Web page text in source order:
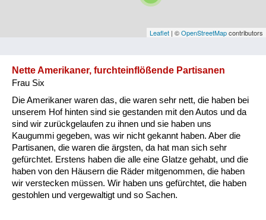
Vorarlberg
Besatzungsmächte
Frauen, Mütter, Kinder
Versorgung
Heimkehrer
Leaflet | ©OpenStreetMapcontributors
Nette Amerikaner, furchteinflößende Partisanen
Frau Six
Die Amerikaner waren das, die waren sehr nett, die haben bei
unserem Hof hinten sind sie gestanden mit den Autos und da
sind wir zurückgelaufen zu ihnen und sie haben uns
Kaugummi gegeben, was wir nicht gekannt haben. Aber die
Partisanen, die waren die ärgsten, da hat man sich sehr
gefürchtet. Erstens haben die alle eine Glatze gehabt, und die
haben von den Häusern die Räder mitgenommen, die haben
wir verstecken müssen. Wir haben uns gefürchtet, die haben
gestohlen und vergewaltigt und so Sachen.